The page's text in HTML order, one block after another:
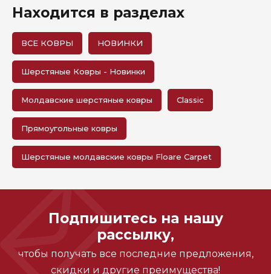
Находится в разделах
ВСЕ КОВРЫ НОВИНКИ
Шерстяные Ковры - Новинки
Молдавские шерстяные ковры Classic
Прямоугольные ковры
Шерстяные молдавские ковры Floare Carpet
Подпишитесь на нашу
рассылку,
чтобы получать все последние предложения,
скидки и другие преимущества!